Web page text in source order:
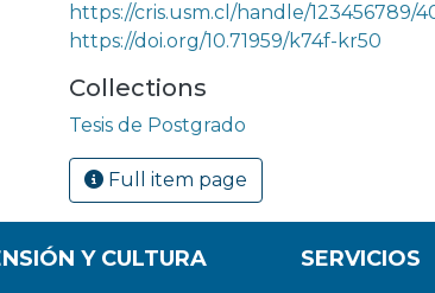
https://cris.usm.cl/handle/123456789/
https://doi.org/10.71959/k74f-kr50
Collections
Tesis de Postgrado
Full item page
Y CULTURA SERVICIOS